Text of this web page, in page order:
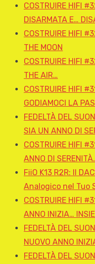
COSTRUIRE HIFI
DISARMATA E…
COSTRUIRE HIFI
THE MOON
COSTRUIRE HIFI
THE AIR…
COSTRUIRE HIFI
GODIAMOCI LA
FEDELTÀ DEL
SIA UN ANNO DI
COSTRUIRE HIFI
ANNO DI
FiiO K13 R2R: Il
Analogico nel Tuo
COSTRUIRE HIFI
ANNO INIZIA…
FEDELTÀ DEL
NUOVO ANNO
FEDELTÀ DEL